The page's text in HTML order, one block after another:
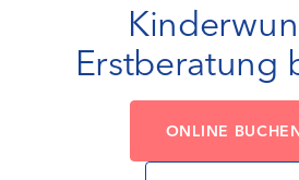
Erstberatung
ONLINE